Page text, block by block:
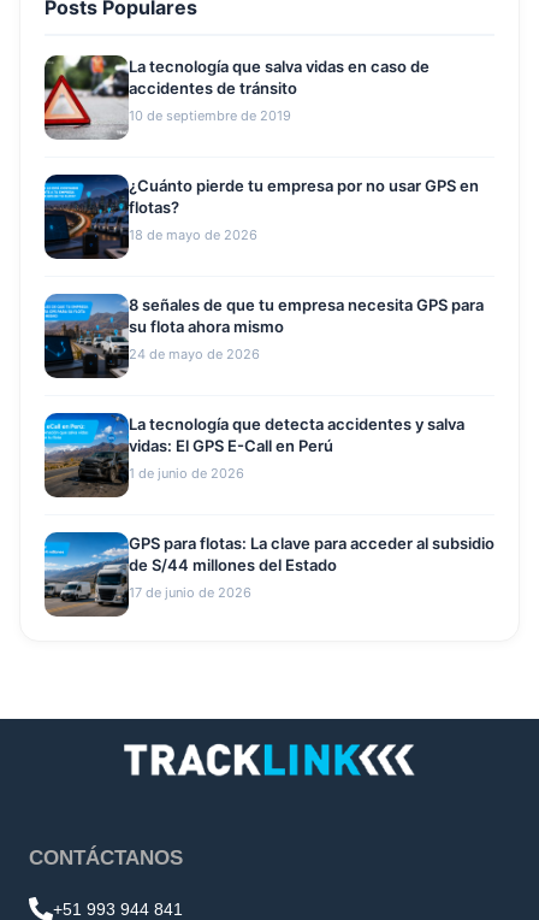
Posts Populares
La tecnología que salva vidas en caso de
accidentes de tránsito
10 de septiembre de 2019
¿Cuánto pierde tu empresa por no usar GPS en
flotas?
18 de mayo de 2026
8 señales de que tu empresa necesita GPS para
su flota ahora mismo
24 de mayo de 2026
La tecnología que detecta accidentes y salva
vidas: El GPS E-Call en Perú
1 de junio de 2026
GPS para flotas: La clave para acceder al subsidio
de S/44 millones del Estado
17 de junio de 2026
CONTÁCTANOS
+51 993 944 841